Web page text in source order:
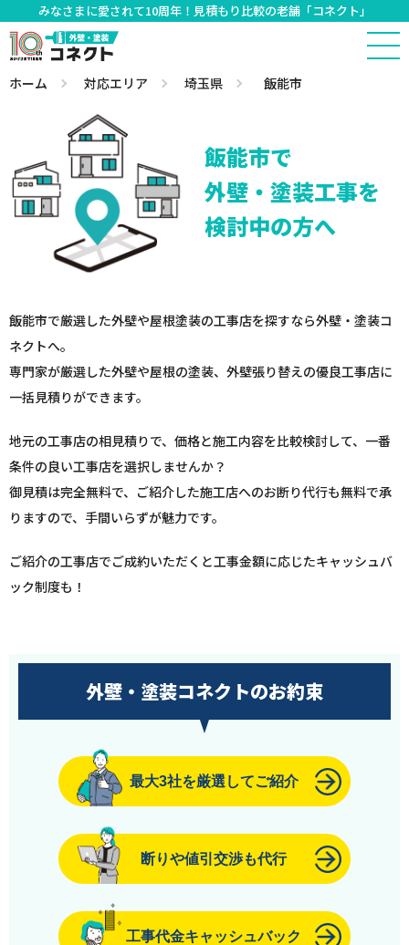
みなさまに愛されて10周年！見積もり比較の老舗「コネクト」
ホーム 対応エリア 埼玉県 飯能市
飯能市で
外壁・塗装工事を
検討中の方へ
飯能市で厳選した外壁や屋根塗装の工事店を探すなら外壁・塗装コ
ネクトへ。
専門家が厳選した外壁や屋根の塗装、外壁張り替えの優良工事店に
一括見積りができます。
地元の工事店の相見積りで、価格と施工内容を比較検討して、一番
条件の良い工事店を選択しませんか？
御見積は完全無料で、ご紹介した施工店へのお断り代行も無料で承
りますので、手間いらずが魅力です。
ご紹介の工事店でご成約いただくと工事金額に応じたキャッシュバ
ック制度も！
外壁・塗装コネクトのお約束
最大3社を厳選してご紹介
断りや値引交渉も代行
工事代金キャッシュバック